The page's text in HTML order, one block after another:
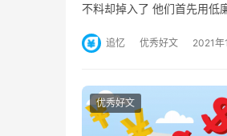
不料却掉入了 他们首先用低
追忆 优秀好文 2021年
优秀好文